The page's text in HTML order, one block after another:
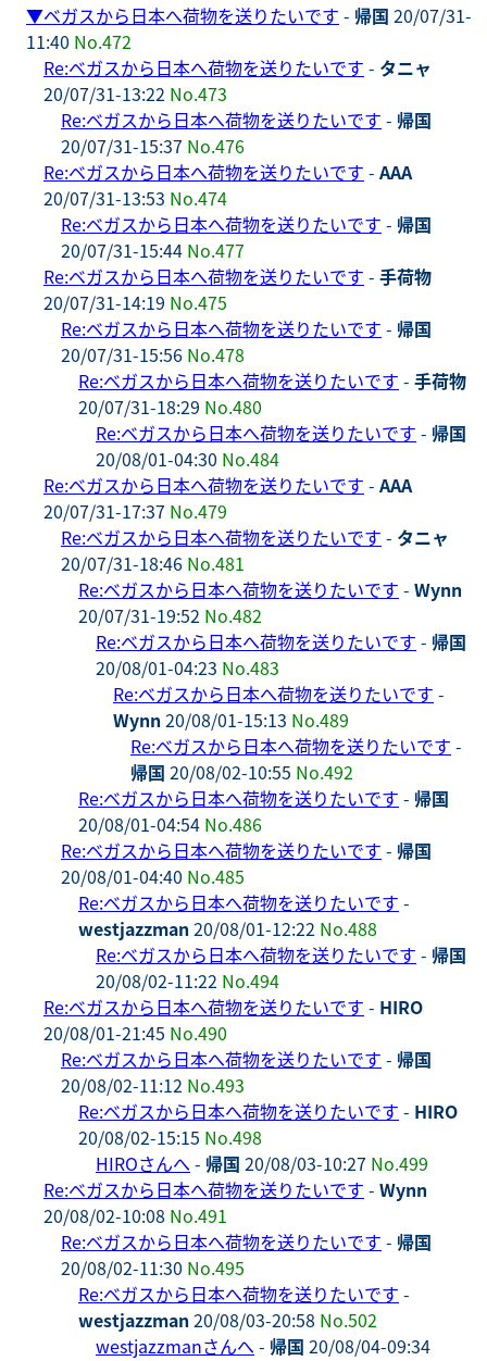
▼ベガスから日本へ荷物を送りたいです - 帰国 20/07/31-
11:40 No.472
Re:ベガスから日本へ荷物を送りたいです - タニャ
20/07/31-13:22 No.473
Re:ベガスから日本へ荷物を送りたいです - 帰国
20/07/31-15:37 No.476
Re:ベガスから日本へ荷物を送りたいです - AAA
20/07/31-13:53 No.474
Re:ベガスから日本へ荷物を送りたいです - 帰国
20/07/31-15:44 No.477
Re:ベガスから日本へ荷物を送りたいです - 手荷物
20/07/31-14:19 No.475
Re:ベガスから日本へ荷物を送りたいです - 帰国
20/07/31-15:56 No.478
Re:ベガスから日本へ荷物を送りたいです - 手荷物
20/07/31-18:29 No.480
Re:ベガスから日本へ荷物を送りたいです - 帰国
20/08/01-04:30 No.484
Re:ベガスから日本へ荷物を送りたいです - AAA
20/07/31-17:37 No.479
Re:ベガスから日本へ荷物を送りたいです - タニャ
20/07/31-18:46 No.481
Re:ベガスから日本へ荷物を送りたいです - Wynn
20/07/31-19:52 No.482
Re:ベガスから日本へ荷物を送りたいです - 帰国
20/08/01-04:23 No.483
Re:ベガスから日本へ荷物を送りたいです -
Wynn 20/08/01-15:13 No.489
Re:ベガスから日本へ荷物を送りたいです -
帰国 20/08/02-10:55 No.492
Re:ベガスから日本へ荷物を送りたいです - 帰国
20/08/01-04:54 No.486
Re:ベガスから日本へ荷物を送りたいです - 帰国
20/08/01-04:40 No.485
Re:ベガスから日本へ荷物を送りたいです -
westjazzman 20/08/01-12:22 No.488
Re:ベガスから日本へ荷物を送りたいです - 帰国
20/08/02-11:22 No.494
Re:ベガスから日本へ荷物を送りたいです - HIRO
20/08/01-21:45 No.490
Re:ベガスから日本へ荷物を送りたいです - 帰国
20/08/02-11:12 No.493
Re:ベガスから日本へ荷物を送りたいです - HIRO
20/08/02-15:15 No.498
HIROさんへ - 帰国 20/08/03-10:27 No.499
Re:ベガスから日本へ荷物を送りたいです - Wynn
20/08/02-10:08 No.491
Re:ベガスから日本へ荷物を送りたいです - 帰国
20/08/02-11:30 No.495
Re:ベガスから日本へ荷物を送りたいです -
westjazzman 20/08/03-20:58 No.502
westjazzmanさんへ - 帰国 20/08/04-09:34